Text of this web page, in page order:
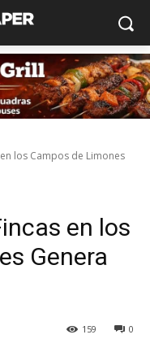
los Campos de Limones
en los
Genera
0
159